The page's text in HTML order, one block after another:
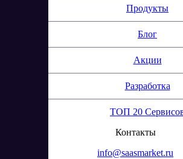
Продукты
Блог
Акции
Разработка
ТОП 20
Контакты
info@saasmarket.ru